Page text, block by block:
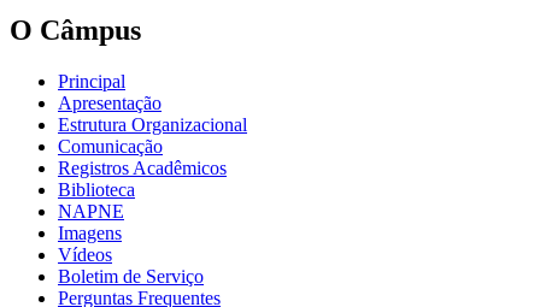
O Câmpus
Principal
Apresentação
Estrutura Organizacional
Comunicação
Registros Acadêmicos
Biblioteca
NAPNE
Imagens
Vídeos
Boletim de Serviço
Perguntas Frequentes